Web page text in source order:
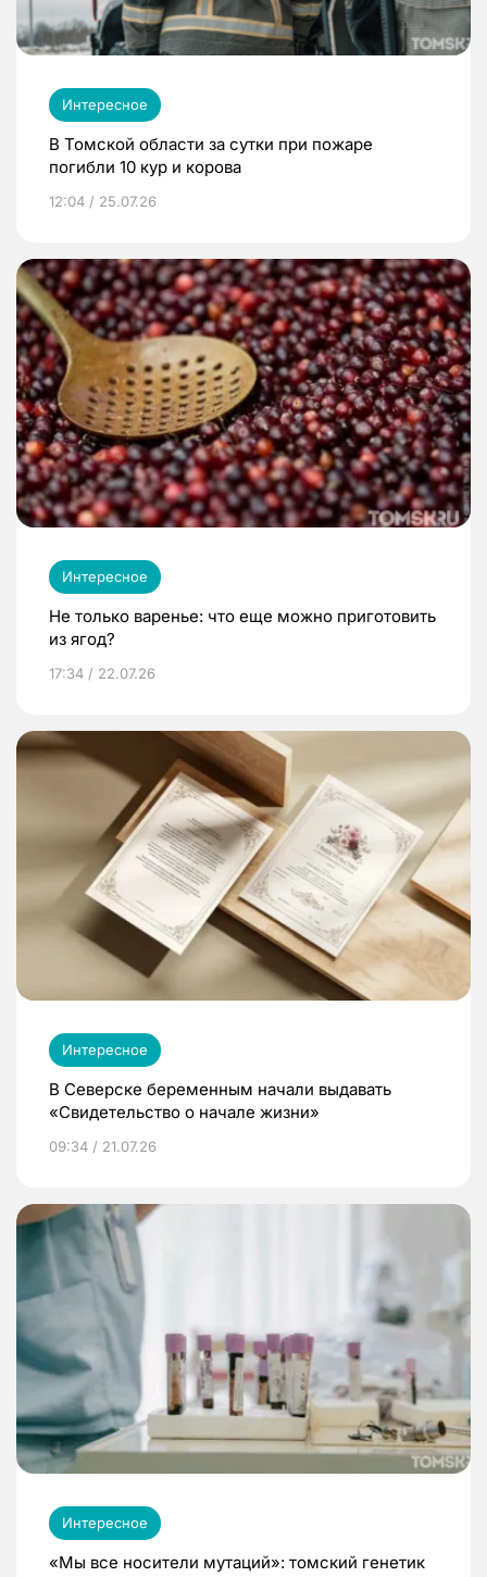
Интересное
В Томской области за сутки при пожаре
погибли 10 кур и корова
12:04 / 25.07.26
Интересное
Не только варенье: что еще можно приготовить
из ягод?
17:34 / 22.07.26
Интересное
В Северске беременным начали выдавать
«Свидетельство о начале жизни»
09:34 / 21.07.26
Интересное
«Мы все носители мутаций»: томский генетик